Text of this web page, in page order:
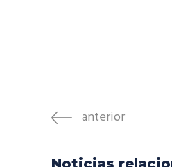
anterior
Noticias